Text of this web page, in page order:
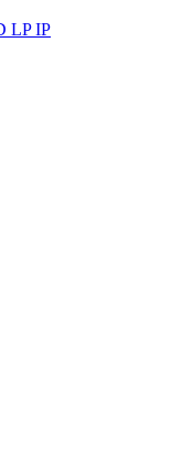
LP IP